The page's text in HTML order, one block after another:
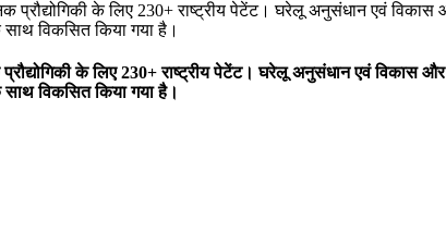
प्रौद्योगिकी के लिए 230+ राष्ट्रीय पेटेंट। घरेलू अनुसंधान एवं
विकसित किया गया है।